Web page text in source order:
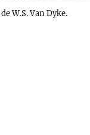
de W.S. Van Dyke.